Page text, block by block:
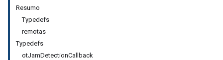
Resumo
Typedefs
remotas
Typedefs
otJamDetectionCallback